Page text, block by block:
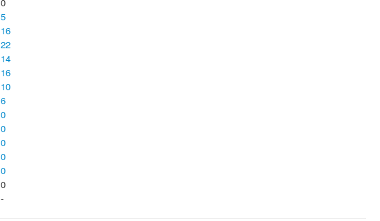
5
16
22
14
16
10
6
0
0
0
0
0
0
-